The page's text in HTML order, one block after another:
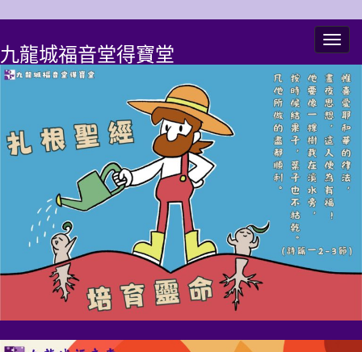
九龍城福音堂得寶堂